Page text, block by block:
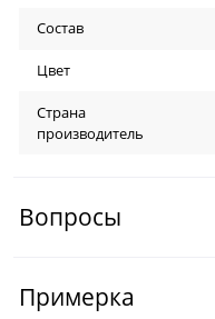
Состав
Цвет
Страна
производитель
Вопросы
Примерка